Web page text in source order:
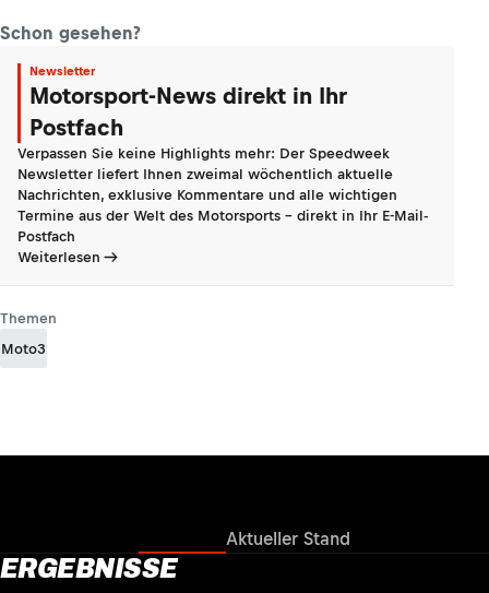
Schon gesehen?
Newsletter
Motorsport-News direkt in Ihr
Postfach
Verpassen Sie keine Highlights mehr: Der Speedweek
Newsletter liefert Ihnen zweimal wöchentlich aktuelle
Nachrichten, exklusive Kommentare und alle wichtigen
Termine aus der Welt des Motorsports - direkt in Ihr E-Mail-
Postfach
Weiterlesen
Themen
Moto3
Aktueller Stand
ERGEBNISSE